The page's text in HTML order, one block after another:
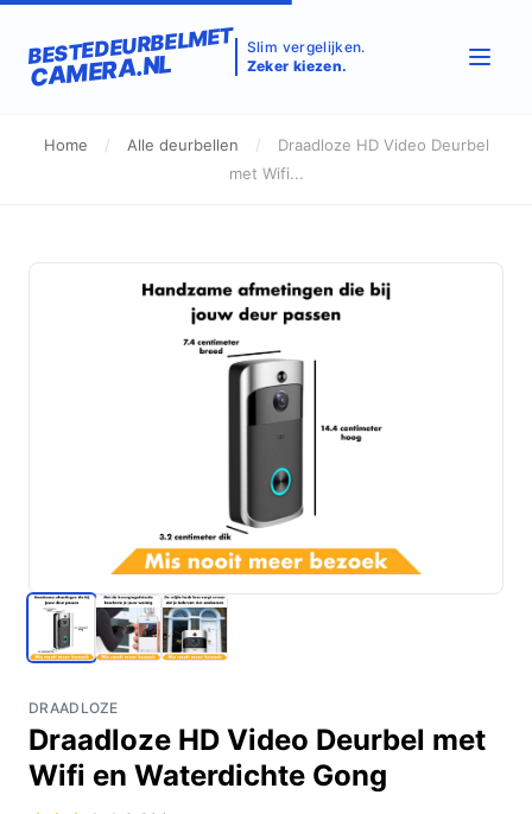
BESTEDEURBELMET
CAMERA.NL
Slim vergelijken.
Zeker kiezen.
Home / Alle deurbellen /
Draadloze HD Video Deurbel
met Wifi...
DRAADLOZE
Draadloze HD Video Deurbel met
Wifi en Waterdichte Gong